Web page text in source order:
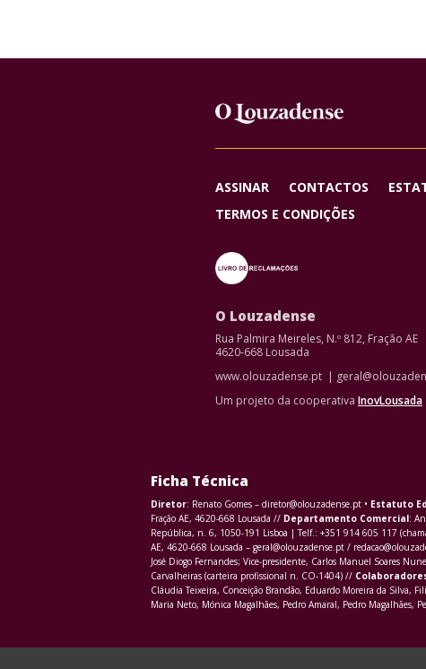
ASSINAR CONTACTOS
TERMOS E CONDIÇÕES
O Louzadense
Rua Palmira Meireles, N.º 812, Fração AE
4620-668 Lousada
www.olouzadense.pt |
Um projeto da cooperativa InovLousada
Ficha Técnica
Diretor: Renato Gomes – diretor@olouzadense.pt • Estatuto
Fração AE, 4620-668 Lousada // Departamento Comercial:
República, n. 6, 1050-191 Lisboa | Telf.: +351 914 605 117
AE, 4620-668 Lousada – geral@olouzadense.pt /
José Diogo Fernandes; Vice-presidente, Carlos Manuel Soares
Carvalheiras (carteira profissional n. CO-1404) //
Cláudia Teixeira, Conceição Brandão, Eduardo Moreira da Silva,
Maria Neto, Mónica Magalhães, Pedro Amaral, Pedro Magalhães,